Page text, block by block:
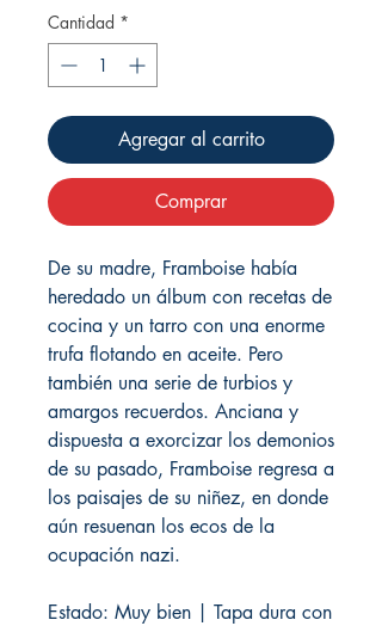
Cantidad *
Agregar al carrito
Comprar
De su madre, Framboise había
heredado un álbum con recetas de
cocina y un tarro con una enorme
trufa flotando en aceite. Pero
también una serie de turbios y
amargos recuerdos. Anciana y
dispuesta a exorcizar los demonios
de su pasado, Framboise regresa a
los paisajes de su niñez, en donde
aún resuenan los ecos de la
ocupación nazi.
Estado: Muy bien | Tapa dura con